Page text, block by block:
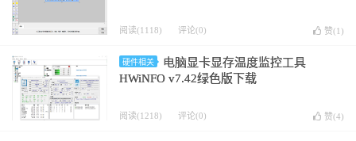
阅读(1118) 评论(0) 赞(1 )
硬件相关
电脑显卡显存温度监控工具
HWiNFO v7.42绿色版下载
阅读(1218) 评论(0) 赞(4)